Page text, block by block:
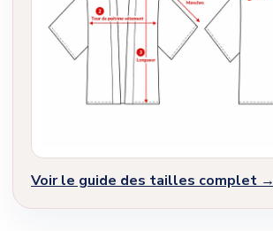
Voir le guide des tailles complet →